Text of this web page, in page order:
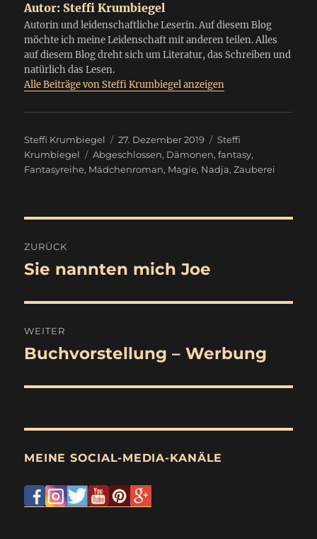
Autor: Steffi Krumbiegel
Autorin und leidenschaftliche Leserin. Auf diesem Blog
möchte ich meine Leidenschaft mit anderen teilen. Alles
auf diesem Blog dreht sich um Literatur, das Schreiben und
natürlich das Lesen.
Alle Beiträge von Steffi Krumbiegel anzeigen
Autor
Steffi Krumbiegel
Veröffentlicht
am
27. Dezember 2019 Kategorien
Steffi
Krumbiegel
Schlagwörter
Abgeschlossen, Dämonen,fantasy,
Fantasyreihe, Mädchenroman, Magie, Nadja,Zauberei
ZURÜCK
Vorheriger
Sie nannten mich Joe
WEITER
Nächster
Buchvorstellung – Werbung
MEINE SOCIAL-MEDIA-KANÄLE